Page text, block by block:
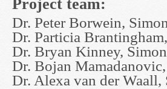
Project team:
Dr. Peter Borwein,
Dr. Particia
Dr. Bryan Kinney,
Dr. Bojan
Dr. Alexa van der